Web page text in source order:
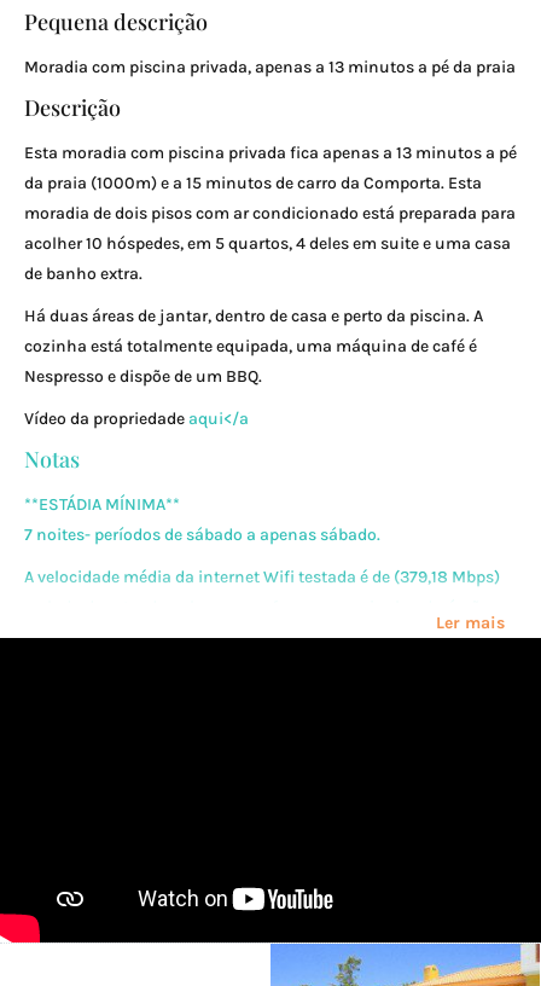
Pequena descrição
Moradia com piscina privada, apenas a 13 minutos a pé da praia
Descrição
Esta moradia com piscina privada fica apenas a 13 minutos a pé
da praia (1000m) e a 15 minutos de carro da Comporta. Esta
moradia de dois pisos com ar condicionado está preparada para
acolher 10 hóspedes, em 5 quartos, 4 deles em suite e uma casa
de banho extra.
Há duas áreas de jantar, dentro de casa e perto da piscina. A
cozinha está totalmente equipada, uma máquina de café é
Nespresso e dispõe de um BBQ.
Vídeo da propriedadeaqui</a
Notas
**ESTÁDIA MÍNIMA**
7 noites- períodos de sábado a apenas sábado.
A velocidade média da internet Wifi testada é de (379,18 Mbps)
cobrir toda a casa.
contam como pessoas. Mais pessoas do que o número máximo
NÃO permitido pode ser permitido na acomodação.
Taxa de late check-in: entre as 20H00 e as 24H00 é de 30€;
Ler mais